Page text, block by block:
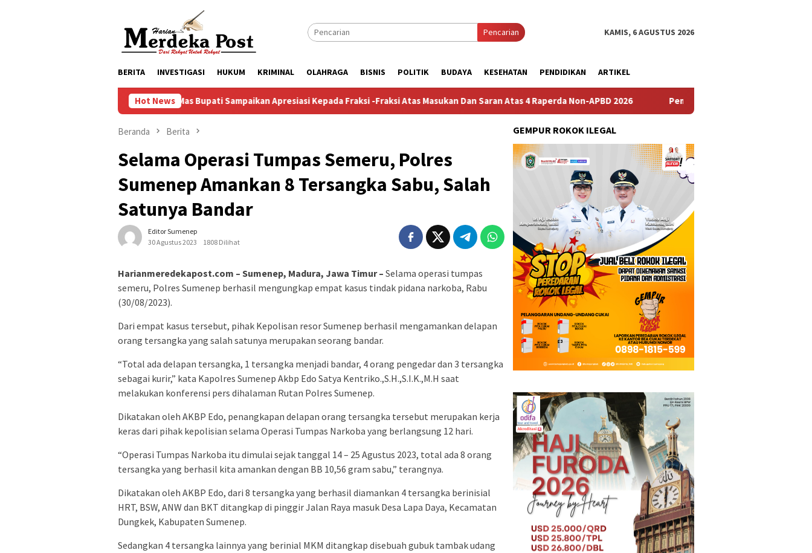
Pencarian KAMIS, 6 AGUSTUS 2026
BERITA INVESTIGASI HUKUM KRIMINAL OLAHRAGA BISNIS POLITIK BUDAYA KESEHATAN PENDIDIKAN ARTIKEL
Hot News
Mas Bupati Sampaikan Apresiasi Kepada Fraksi -Fraksi Atas Masukan Dan Saran Atas 4 Raperda Non-APBD 2026 Pemdes Bulusari Gelar Musrenbangdes Tentang
Beranda Berita
Selama Operasi Tumpas Semeru, Polres
Sumenep Amankan 8 Tersangka Sabu, Salah
Satunya Bandar
Editor Sumenep
30 Agustus 2023
1808 Dilihat
Harianmeredekapost.com – Sumenep, Madura, Jawa Timur – Selama operasi tumpas
semeru, Polres Sumenep berhasil mengungkap empat kasus tindak pidana narkoba, Rabu
(30/08/2023).
Dari empat kasus tersebut, pihak Kepolisan resor Sumenep berhasil mengamankan delapan
orang tersangka yang salah satunya merupakan seorang bandar.
“Total ada delapan tersangka, 1 tersangka menjadi bandar, 4 orang pengedar dan 3 tersangka
sebagai kurir,” kata Kapolres Sumenep Akbp Edo Satya Kentriko.,S.H.,S.I.K.,M.H saat
melakukan konferensi pers dihalaman Rutan Polres Sumenep.
Dikatakan oleh AKBP Edo, penangkapan delapan orang tersangka tersebut merupakan kerja
keras dari pihak kepolisian selama Operasi Tumpas Narkoba yang berlangsung 12 hari.
“Operasi Tumpas Narkoba itu dimulai sejak tanggal 14 – 25 Agustus 2023, total ada 8 orang
tersangka yang berhasil kita amankan dengan BB 10,56 gram sabu,” terangnya.
Dikatakan oleh AKBP Edo, dari 8 tersangka yang berhasil diamankan 4 tersangka berinisial
HRT, BSW, ANW dan BKT ditangkap di pinggir Jalan Raya masuk Desa Lapa Daya, Kecamatan
Dungkek, Kabupaten Sumenep.
Sedangkan 4 tersangka lainnya yang berinial MKM ditangkap disebuah gubuk tambak udang
GEMPUR ROKOK ILEGAL